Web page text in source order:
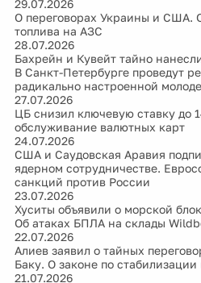
29.07.2026
О переговорах Украины и США.
топлива на АЗС
28.07.2026
Бахрейн и Кувейт тайно
В Санкт-Петербурге проведут
радикально настроенной
27.07.2026
ЦБ снизил ключевую ставку до
обслуживание валютных карт
24.07.2026
США и Саудовская Аравия
ядерном сотрудничестве.
санкций против России
23.07.2026
Хуситы объявили о морской
Об атаках БПЛА на склады
22.07.2026
Алиев заявил о тайных
Баку. О законе по
21.07.2026